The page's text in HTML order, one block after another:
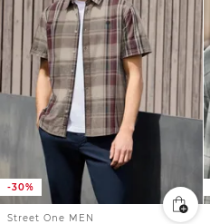
-30%
Street One MEN